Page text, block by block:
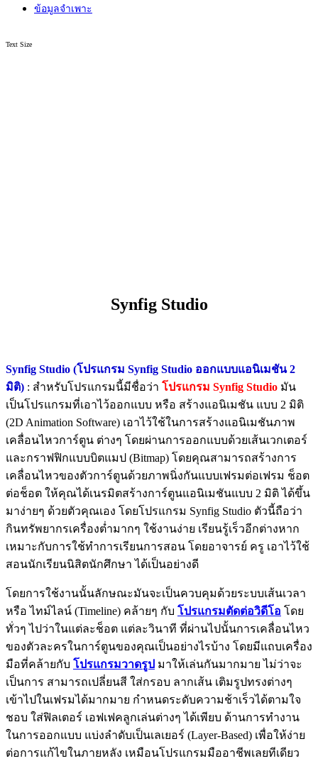
ข้อมูลจำเพาะ
Text Size
Synfig Studio
Synfig Studio (โปรแกรม Synfig Studio ออกแบบแอนิเมชัน 2
มิติ) : สำหรับโปรแกรมนี้มีชื่อว่า โปรแกรม Synfig Studio มัน
เป็นโปรแกรมที่เอาไว้ออกแบบ หรือ สร้างแอนิเมชัน แบบ 2 มิติ
(2D Animation Software) เอาไว้ใช้ในการสร้างแอนิเมชันภาพ
เคลื่อนไหวการ์ตูน ต่างๆ โดยผ่านการออกแบบด้วยเส้นเวกเตอร์
และกราฟฟิกแบบบิตแมป (Bitmap) โดยคุณสามารถสร้างการ
เคลื่อนไหวของตัวการ์ตูนด้วยภาพนิ่งกันแบบเฟรมต่อเฟรม ช็อต
ต่อช็อต ให้คุณได้เนรมิตสร้างการ์ตูนแอนิเมชันแบบ 2 มิติ ได้ขึ้น
มาง่ายๆ ด้วยตัวคุณเอง โดยโปรแกรม Synfig Studio ตัวนี้ถือว่า
กินทรัพยากรเครื่องต่ำมากๆ ใช้งานง่าย เรียนรู้เร็วอีกต่างหาก
เหมาะกับการใช้ทำการเรียนการสอน โดยอาจารย์ ครู เอาไว้ใช้
สอนนักเรียนนิสิตนักศึกษา ได้เป็นอย่างดี
โดยการใช้งานนั้นลักษณะมันจะเป็นควบคุมด้วยระบบเส้นเวลา
หรือ ไทม์ไลน์ (Timeline) คล้ายๆ กับ โปรแกรมตัดต่อวิดีโอ โดย
ทั่วๆ ไปว่าในแต่ละช็อต แต่ละวินาที ที่ผ่านไปนั้นการเคลื่อนไหว
ของตัวละครในการ์ตูนของคุณเป็นอย่างไรบ้าง โดยมีแถบเครื่อง
มือที่คล้ายกับ โปรแกรมวาดรูป มาให้เล่นกันมากมาย ไม่ว่าจะ
เป็นการ สามารถเปลี่ยนสี ใส่กรอบ ลากเส้น เติมรูปทรงต่างๆ
เข้าไปในเฟรมได้มากมาย กำหนดระดับความช้าเร็วได้ตามใจ
ชอบ ใส่ฟิลเตอร์ เอฟเฟคลูกเล่นต่างๆ ได้เพียบ ด้านการทำงาน
ในการออกแบบ แบ่งลำดับเป็นเลเยอร์ (Layer-Based) เพื่อให้ง่าย
ต่อการแก้ไขในภายหลัง เหมือนโปรแกรมมืออาชีพเลยทีเดียว